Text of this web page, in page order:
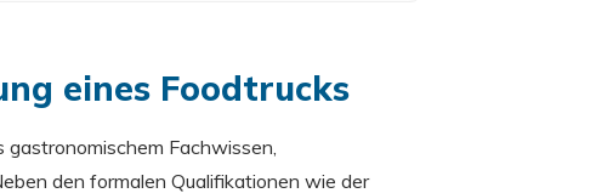
eines Foodtrucks
Fachwissen,
den formalen Qualifikationen wie der